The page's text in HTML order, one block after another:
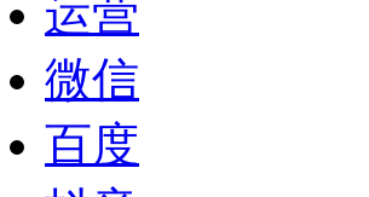
运营
微信
百度